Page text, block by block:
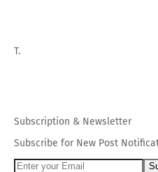
T.
Subscription & Newsletter
Subscribe for New Post